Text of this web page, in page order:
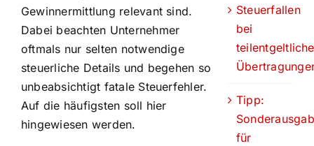
Gewinnermittlung relevant sind.
Dabei beachten Unternehmer
oftmals nur selten notwendige
steuerliche Details und begehen so
unbeabsichtigt fatale Steuerfehler.
Auf die häufigsten soll hier
hingewiesen werden.
Steuerfallen
bei
Tipp:
für